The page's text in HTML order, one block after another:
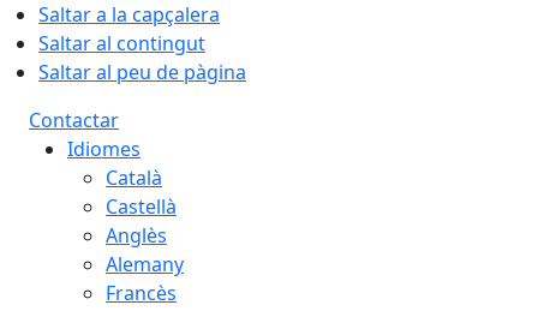
Saltar a la capçalera
Saltar al contingut
Saltar al peu de pàgina
Contactar
Idiomes
Català
Castellà
Anglès
Alemany
Francès